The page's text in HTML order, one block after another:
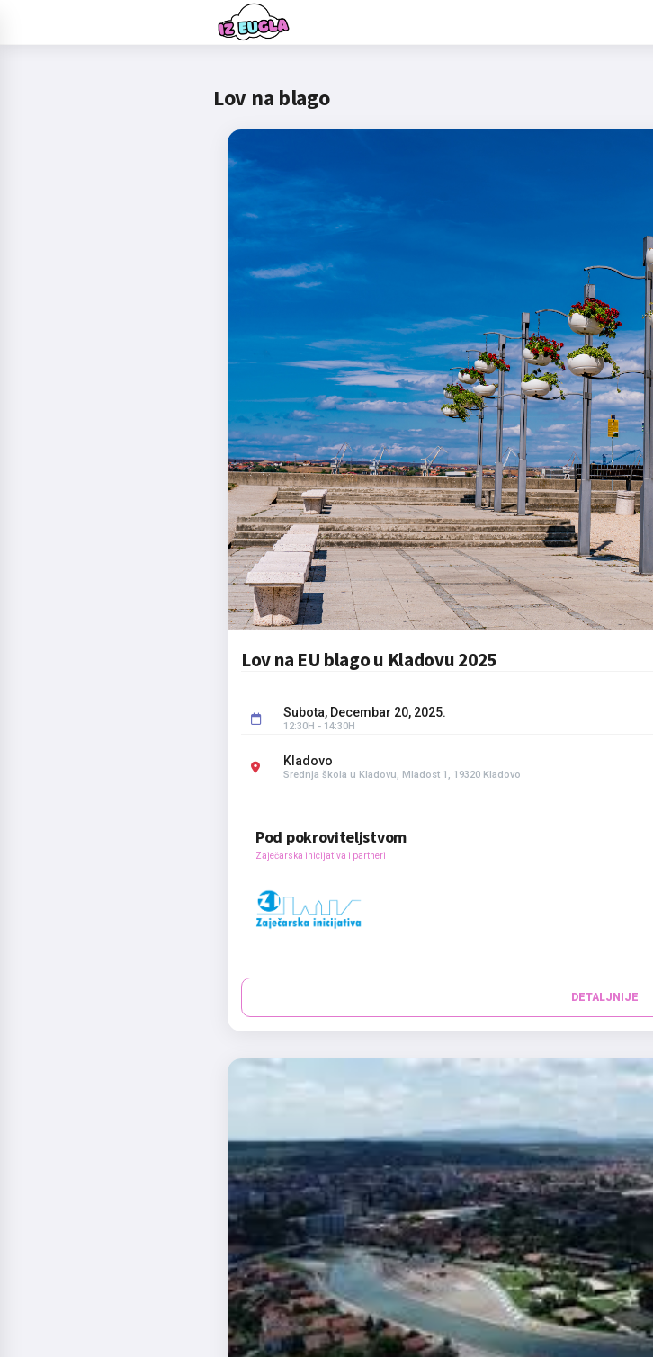
Lov na blago
Lov na EU blago u Kladovu 2025
Subota, Decembar 20, 2025.
12:30H - 14:30H
Kladovo
Srednja škola u Kladovu, Mladost 1, 19320 Kladovo
Pod pokroviteljstvom
Zaječarska inicijativa i partneri
DETALJNIJE